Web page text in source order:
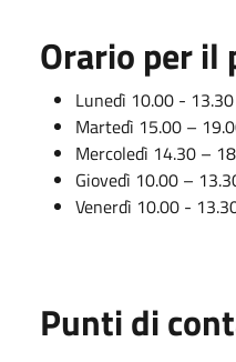
Orario per il
Lunedì 10.00 - 13.30
Martedì 15.00 –
Mercoledì 14.30 –
Giovedì 10.00 –
Venerdì 10.00 -
Punti di